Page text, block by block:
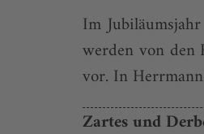
Im
werden von den
vor. In
Zartes und